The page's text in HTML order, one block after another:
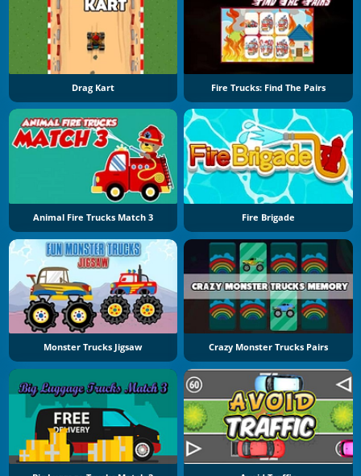
Drag Kart Fire Trucks: Find The Pairs
Animal Fire Trucks Match 3 Fire Brigade
Monster Trucks Jigsaw Crazy Monster Trucks Pairs